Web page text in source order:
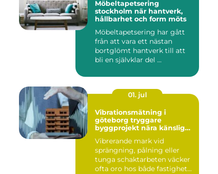
Möbeltapetsering
stockholm när hantverk,
hållbarhet och form möts
Möbeltapetsering har gått
från att vara ett nästan
bortglömt hantverk till att
bli en självklar del ...
01. jul
Vibrationsmätning i
göteborg tryggare
byggprojekt nära känsliga
Vibrerande mark vid
sprängning, pålning eller
tunga schaktarbeten väcker
ofta oro hos både fastighet...